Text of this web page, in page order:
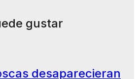
gustar
desaparecieran